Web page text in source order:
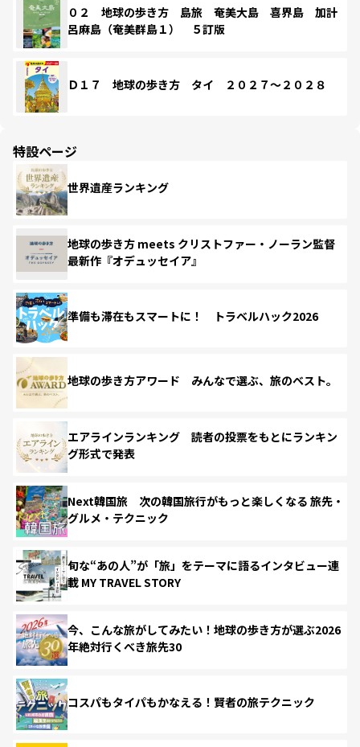
０２ 地球の歩き方 島旅 奄美大島 喜界島 加計
呂麻島（奄美群島１） ５訂版
Ｄ１７ 地球の歩き方 タイ ２０２７～２０２８
特設ページ
世界遺産ランキング
地球の歩き方 meets クリストファー・ノーラン監督
最新作『オデュッセイア』
準備も滞在もスマートに！ トラベルハック2026
地球の歩き方アワード みんなで選ぶ、旅のベスト。
エアラインランキング 読者の投票をもとにランキン
グ形式で発表
Next韓国旅 次の韓国旅行がもっと楽しくなる 旅先・
グルメ・テクニック
旬な“あの人”が「旅」をテーマに語るインタビュー連
載 MY TRAVEL STORY
今、こんな旅がしてみたい！地球の歩き方が選ぶ2026
年絶対行くべき旅先30
コスパもタイパもかなえる！賢者の旅テクニック